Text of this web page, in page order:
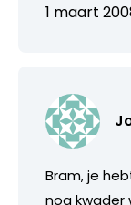
1 maart
Bram, je
nog kwader